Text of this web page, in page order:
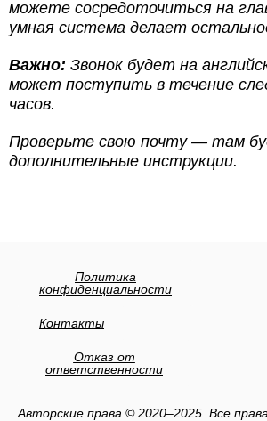
можете сосредоточиться на
умная система делает
Важно: Звонок будет на
может поступить в течение
часов.
Проверьте свою почту — там
дополнительные инструкции.
Политика
конфиденциальности
Контакты
Отказ от
ответственности
Авторские права © 2020–2025. Все